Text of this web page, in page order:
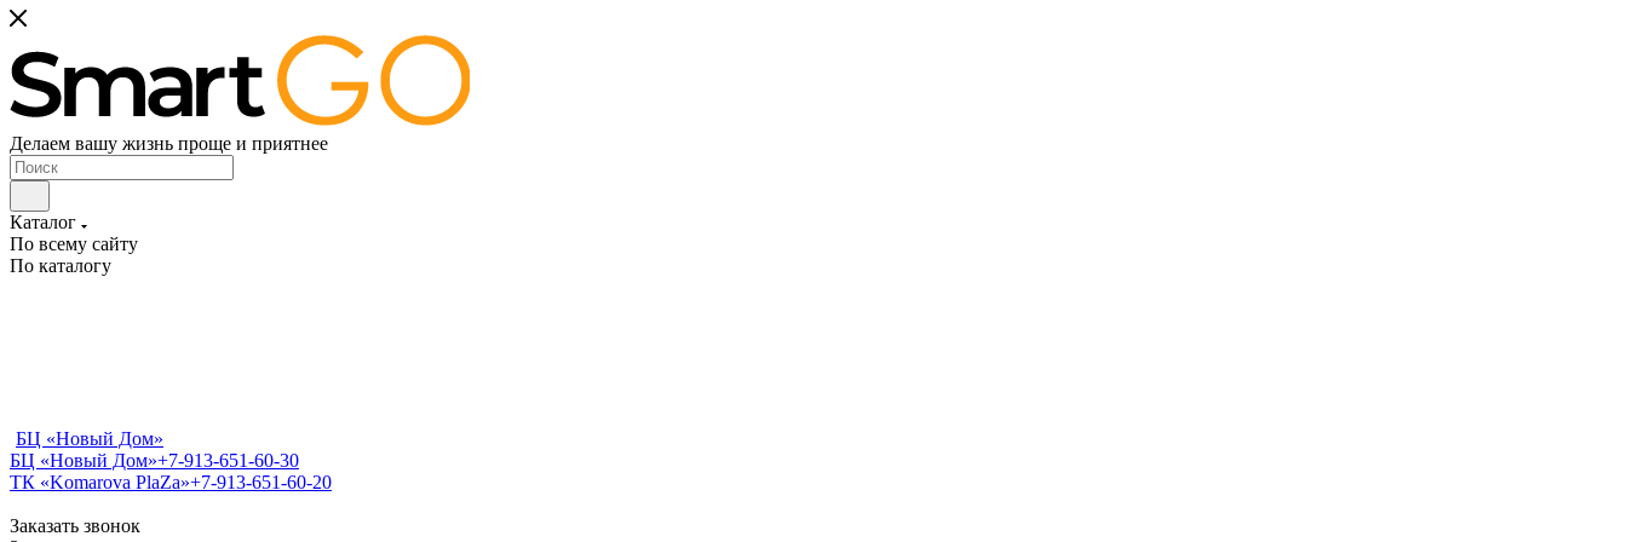
Делаем вашу жизнь проще и приятнее
Каталог
По всему сайту
По каталогу
БЦ «Новый Дом»
БЦ «Новый Дом»+7-913-651-60-30
ТК «Komarova PlaZa»+7-913-651-60-20
Заказать звонок